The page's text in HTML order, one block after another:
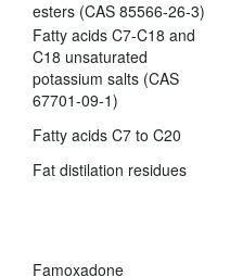
esters (CAS 85566-26-3)
Fatty acids C7-C18 and
C18 unsaturated
potassium salts (CAS
67701-09-1)
Fatty acids C7 to C20
Fat distilation residues
Famoxadone